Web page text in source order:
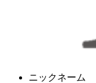
ニックネーム